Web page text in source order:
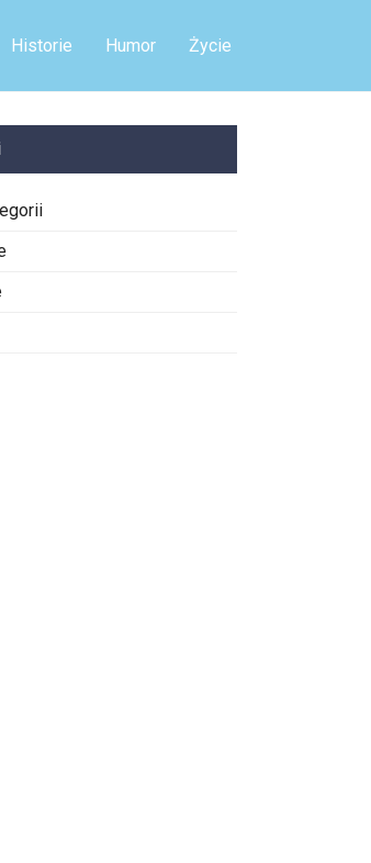
Historie Humor Życie